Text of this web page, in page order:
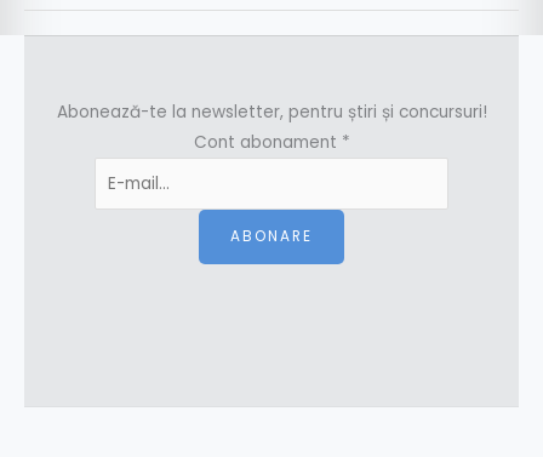
Abonează-te la newsletter, pentru știri și concursuri!
Cont abonament *
ABONARE